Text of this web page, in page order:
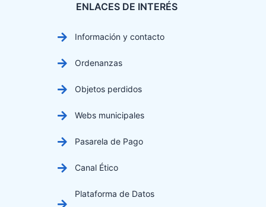
ENLACES DE INTERÉS
Información y contacto
Ordenanzas
Objetos perdidos
Webs municipales
Pasarela de Pago
Canal Ético
Plataforma de Datos